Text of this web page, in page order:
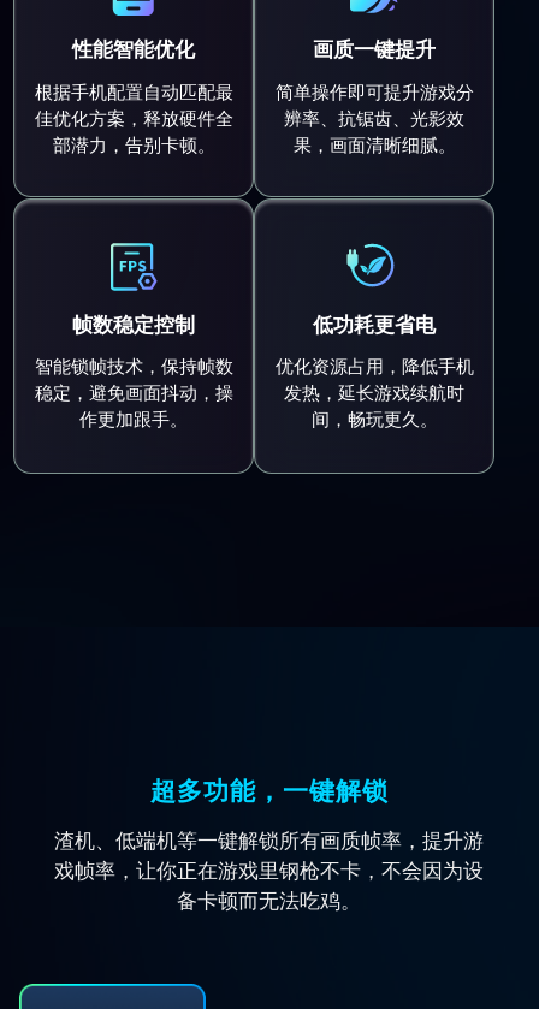
性能智能优化
根据手机配置自动匹配最
佳优化方案，释放硬件全
部潜力，告别卡顿。
画质一键提升
简单操作即可提升游戏分
辨率、抗锯齿、光影效
果，画面清晰细腻。
帧数稳定控制
智能锁帧技术，保持帧数
稳定，避免画面抖动，操
作更加跟手。
低功耗更省电
优化资源占用，降低手机
发热，延长游戏续航时
间，畅玩更久。
超多功能，一键解锁
渣机、低端机等一键解锁所有画质帧率，提升游
戏帧率，让你正在游戏里钢枪不卡，不会因为设
备卡顿而无法吃鸡。